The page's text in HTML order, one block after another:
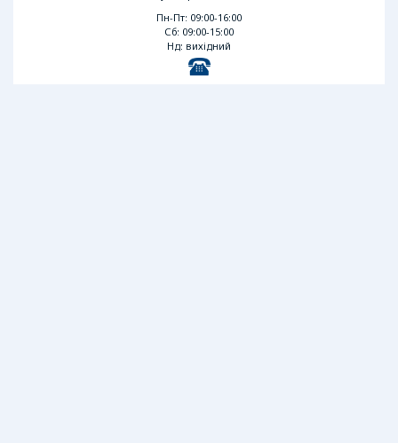
Пн-Пт: 09:00-16:00
Сб: 09:00-15:00
Нд: вихідний